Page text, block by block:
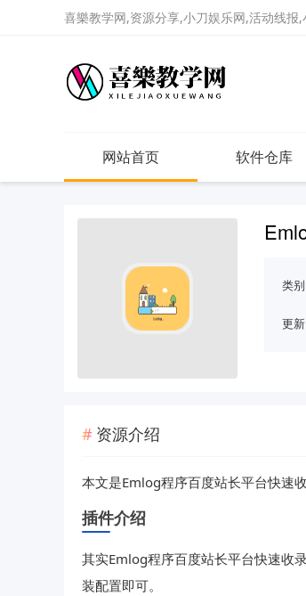
喜樂教学网,资源分享,小刀娱乐网,活动线
网站首页 软件仓库
类别
更
资源介绍
本文是Emlog程序百度站长平台快速
插件介绍
其实Emlog程序百度站长平台快速收
装配置即可。